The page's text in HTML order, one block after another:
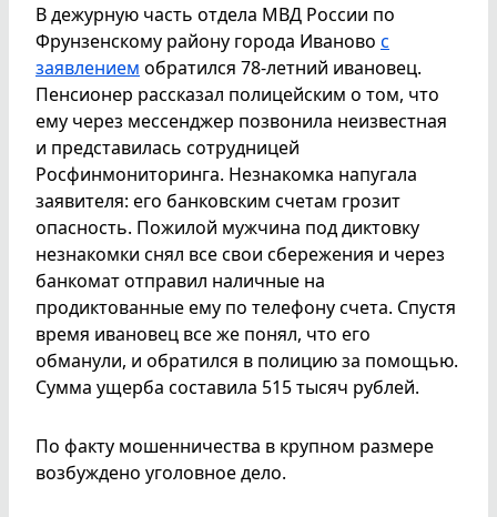
В дежурную часть отдела МВД России по
Фрунзенскому району города Иваново с
заявлением обратился 78-летний ивановец.
Пенсионер рассказал полицейским о том, что
ему через мессенджер позвонила неизвестная
и представилась сотрудницей
Росфинмониторинга. Незнакомка напугала
заявителя: его банковским счетам грозит
опасность. Пожилой мужчина под диктовку
незнакомки снял все свои сбережения и через
банкомат отправил наличные на
продиктованные ему по телефону счета. Спустя
время ивановец все же понял, что его
обманули, и обратился в полицию за помощью.
Сумма ущерба составила 515 тысяч рублей.
По факту мошенничества в крупном размере
возбуждено уголовное дело.